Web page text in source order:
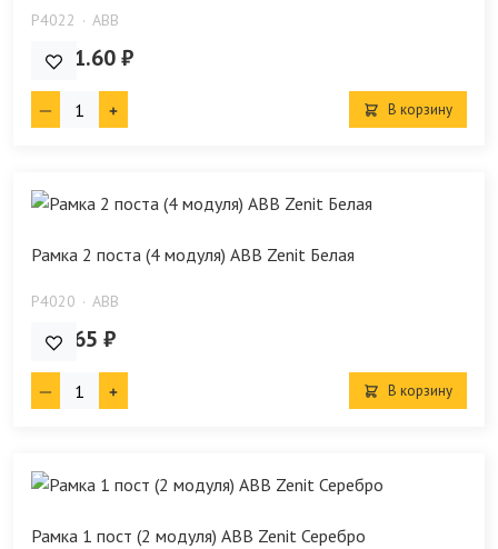
P4022 ABB
4 811.60 ₽
В корзину
Рамка 2 поста (4 модуля) ABB Zenit Белая
P4020 ABB
403.65 ₽
В корзину
Рамка 1 пост (2 модуля) ABB Zenit Серебро